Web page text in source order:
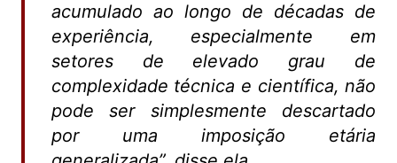
acumulado ao longo de décadas de
experiência, especialmente em
setores de elevado grau de
complexidade técnica e científica, não
pode ser simplesmente descartado
por uma imposição etária